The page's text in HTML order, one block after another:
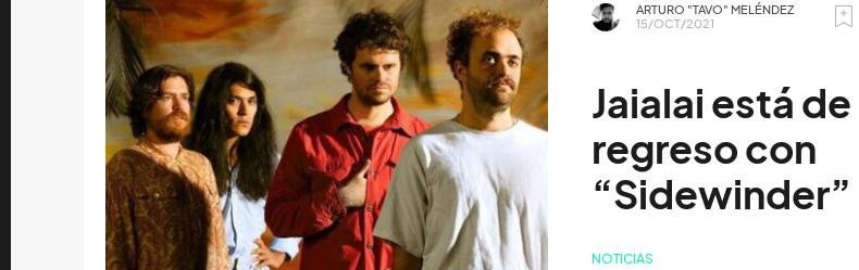
ARTURO "TAVO" MELÉNDEZ
15/OCT/2021
Jaialai está de
regreso con
“Sidewinder”
NOTICIAS